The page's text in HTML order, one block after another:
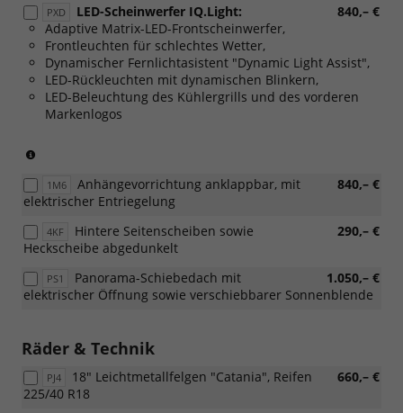
PXD 840,– €
LED-Scheinwerfer IQ.Light:
Adaptive Matrix-LED-Frontscheinwerfer,
Frontleuchten für schlechtes Wetter,
Dynamischer Fernlichtasistent "Dynamic Light Assist",
LED-Rückleuchten mit dynamischen Blinkern,
LED-Beleuchtung des Kühlergrills und des vorderen
Markenlogos
Verbindung
mit:
Sonderangebotspaket
"Komfort")
1M6 840,– €
Anhängevorrichtung anklappbar, mit
elektrischer Entriegelung
4KF 290,– €
Hintere Seitenscheiben sowie
Heckscheibe abgedunkelt
PS1 1.050,– €
Panorama-Schiebedach mit
elektrischer Öffnung sowie verschiebbarer Sonnenblende
Räder & Technik
PJ4 660,– €
18" Leichtmetallfelgen "Catania", Reifen
225/40 R18